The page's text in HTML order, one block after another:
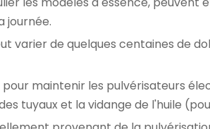
journée.
varier de quelques centaines de
maintenir les pulvérisateurs
tuyaux et la vidange de l'huile